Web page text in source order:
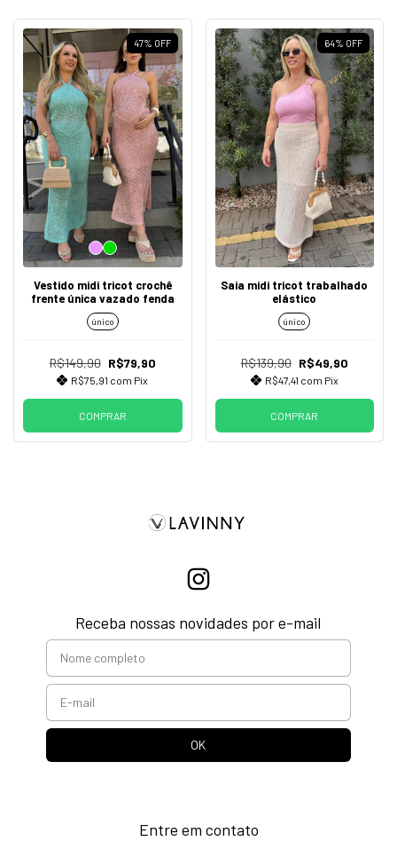
47% OFF
Vestido midi tricot crochê
frente única vazado fenda
único
R$149,90 R$79,90
R$75,91 com Pix
COMPRAR
64% OFF
Saia midi tricot trabalhado
elástico
único
R$139,90 R$49,90
R$47,41 com Pix
COMPRAR
Receba nossas novidades por e-mail
Entre em contato